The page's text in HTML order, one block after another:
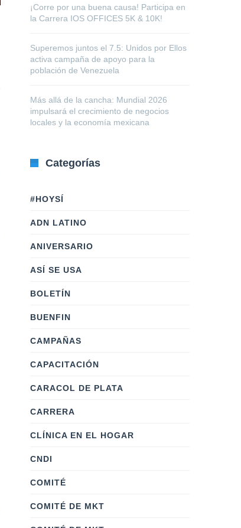
¡Corre por una buena causa! Participa en
la Carrera IOS OFFICES 5K & 10K!
Superemos juntos el 7.5: Unidos por Ellos
activa campaña de apoyo para la
población de Venezuela
Más allá de la cancha: Mundial 2026
impulsará el crecimiento de negocios
locales y la economía mexicana
Categorías
#HOYSÍ
ADN LATINO
ANIVERSARIO
ASÍ SE USA
BOLETÍN
BUENFIN
CAMPAÑAS
CAPACITACIÓN
CARACOL DE PLATA
CARRERA
CLÍNICA EN EL HOGAR
CNDI
COMITÉ
COMITÉ DE MKT